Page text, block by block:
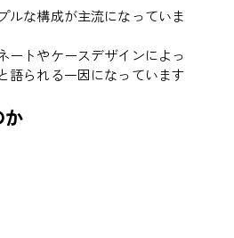
ルな構成が主流になっていま
ートやケースデザインによっ
語られる一因になっています
か